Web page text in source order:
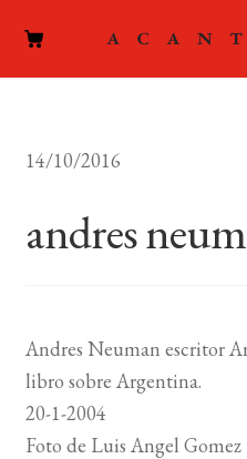
14/10/2016
andres
Andres Neuman escritor
libro sobre Argentina.
20-1-2004
Foto de Luis Angel Gomez